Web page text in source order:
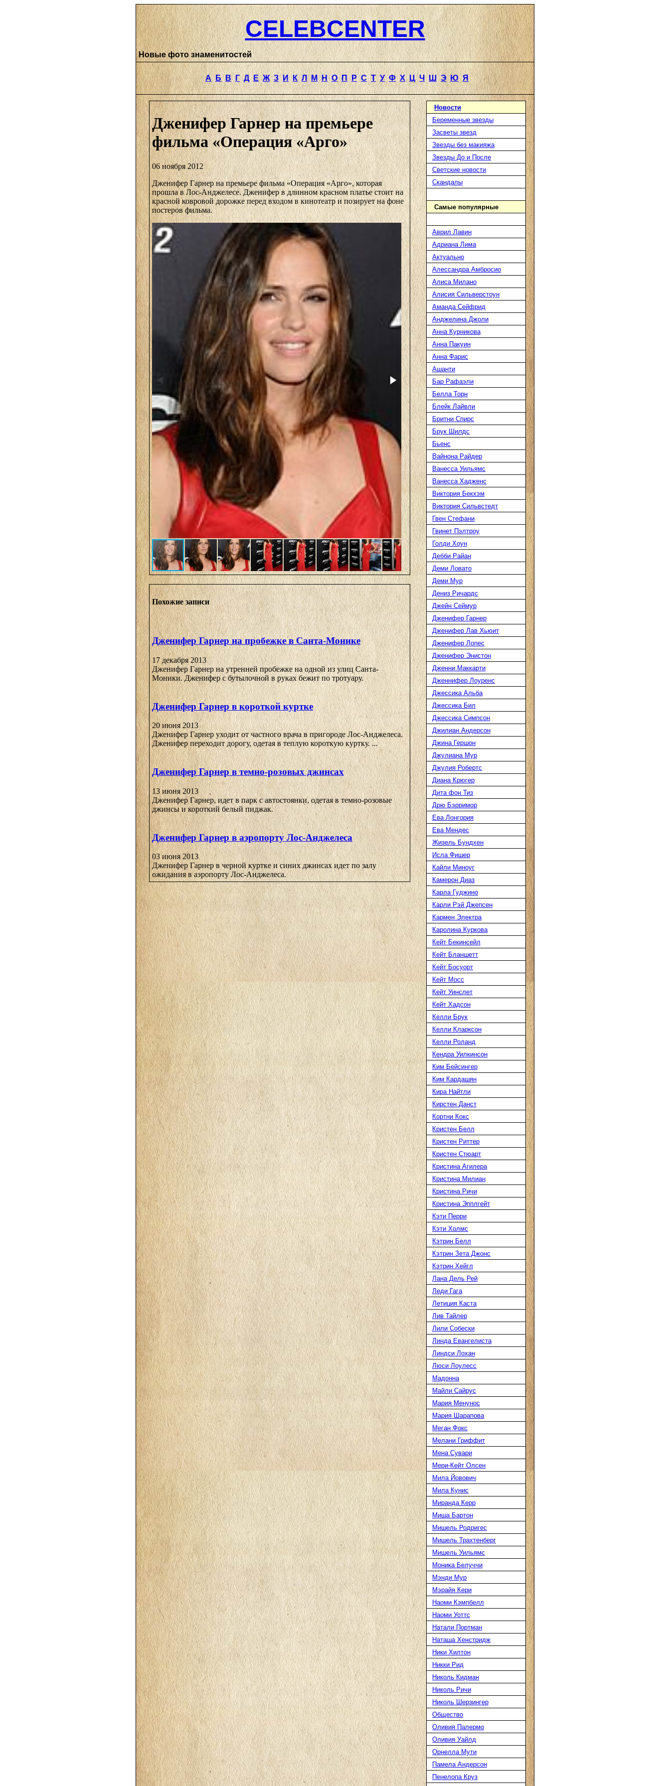
CELEBCENTER
Новые фото знаменитостей
А Б В Г Д Е Ж З И К Л М Н О П Р С Т У Ф Х Ц Ч Ш Э Ю Я
Дженифер Гарнер на премьере
фильма «Операция «Арго»
06 ноября 2012
Дженифер Гарнер на премьере фильма «Операция «Арго», которая
прошла в Лос-Анджелесе. Дженифер в длинном красном платье стоит на
красной ковровой дорожке перед входом в кинотеатр и позирует на фоне
постеров фильма.
Похожие записи
Дженифер Гарнер на пробежке в Санта-Монике
17 декабря 2013
Дженифер Гарнер на утренней пробежке на одной из улиц Санта-
Моники. Дженифер с бутылочной в руках бежит по тротуару.
Дженифер Гарнер в короткой куртке
20 июня 2013
Дженифер Гарнер уходит от частного врача в пригороде Лос-Анджелеса.
Дженифер переходит дорогу, одетая в теплую короткую куртку. ...
Дженифер Гарнер в темно-розовых джинсах
13 июня 2013
Дженифер Гарнер, идет в парк с автостоянки, одетая в темно-розовые
джинсы и короткий белый пиджак.
Дженифер Гарнер в аэропорту Лос-Анджелеса
03 июня 2013
Дженифер Гарнер в черной куртке и синих джинсах идет по залу
ожидания в аэропорту Лос-Анджелеса.
Новости
Беременные звезды
Засветы звезд
Звезды без макияжа
Звезды До и После
Светские новости
Скандалы
Самые популярные
Аврил Лавин
Адриана Лима
Актуально
Алессандра Амбросио
Алиса Милано
Алисия Сильверстоун
Аманда Сейфрид
Анджелина Джоли
Анна Курникова
Анна Пакуин
Анна Фарис
Ашанти
Бар Рафаэли
Белла Торн
Блейк Лайвли
Бритни Спирс
Брук Шилдс
Бьенс
Вайнона Райдер
Ванесса Уильямс
Ванесса Хадженс
Виктория Бекхэм
Виктория Сильвстедт
Гвен Стефани
Гвинет Пэлтроу
Голди Хоун
Дебби Райан
Деми Ловато
Деми Мур
Дениз Ричардс
Джейн Сеймур
Дженифер Гарнер
Дженифер Лав Хьюит
Дженифер Лопес
Дженифер Энистон
Дженни Маккарти
Дженнифер Лоуренс
Джессика Альба
Джессика Бил
Джессика Симпсон
Джилиан Андерсон
Джина Гершон
Джулиана Мур
Джулия Робертс
Диана Крюгер
Дита фон Тиз
Дрю Бэрримор
Ева Лонгория
Ева Мендес
Жизель Бундхен
Исла Фишер
Кайли Миноуг
Камерон Диаз
Карла Гуджино
Карли Рэй Джепсен
Кармен Электра
Каролина Куркова
Кейт Бекинсейл
Кейт Бланшетт
Кейт Босуорт
Кейт Мосс
Кейт Уинслет
Кейт Хадсон
Келли Брук
Келли Кларксон
Келли Роланд
Кендра Уилкинсон
Ким Бейсингер
Ким Кардашян
Кира Найтли
Кирстен Данст
Кортни Кокс
Кристен Белл
Кристен Риттер
Кристен Стюарт
Кристина Агилера
Кристина Милиан
Кристина Ричи
Кристина Эпплгейт
Кэти Перри
Кэти Холмс
Кэтрин Белл
Кэтрин Зета Джонс
Кэтрин Хейгл
Лана Дель Рей
Леди Гага
Летиция Каста
Лив Тайлер
Лили Собески
Линда Евангелиста
Линдси Лохан
Люси Лоулесс
Мадонна
Майли Сайрус
Мария Менунос
Мария Шарапова
Меган Фокс
Мелани Гриффит
Мена Сувари
Мери-Кейт Олсен
Мила Йовович
Мила Кунис
Миранда Керр
Миша Бартон
Мишель Родригес
Мишель Трахтенберг
Мишель Уильямс
Моника Белуччи
Мэнди Мур
Мэрайя Кери
Наоми Кэмпбелл
Наоми Уоттс
Натали Портман
Наташа Хенстридж
Ники Хилтон
Никки Рид
Николь Кидман
Николь Ричи
Николь Шерзингер
Общество
Оливия Палермо
Оливия Уайлд
Орнелла Мути
Памела Андерсон
Пенелопа Круз